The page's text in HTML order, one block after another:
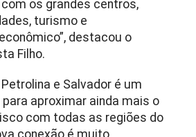
os grandes centros,
turismo e
destacou o
Filho.
e Salvador é um
aproximar ainda mais o
com todas as regiões do
conexão é muito